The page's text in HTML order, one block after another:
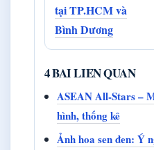
tại TP.HCM và
Bình Dương
4 BAI LIEN QUAN
ASEAN All-Stars –
hình, thống kê
Ảnh hoa sen đen: Ý